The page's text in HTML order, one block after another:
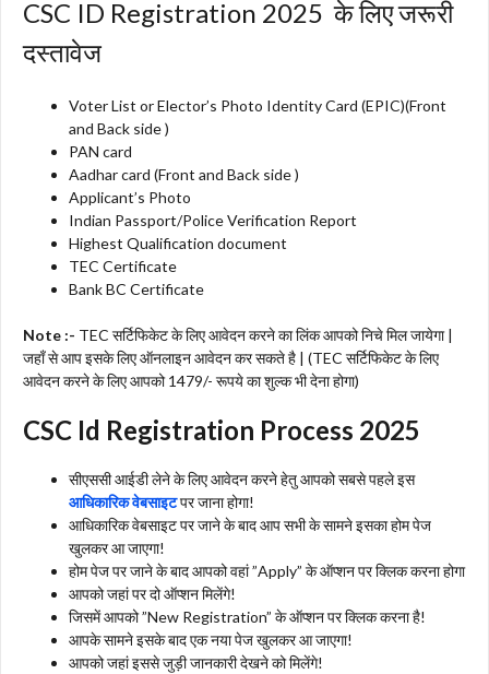
CSC ID Registration 2025 के लिए जरूरी
दस्तावेज
Voter List or Elector’s Photo Identity Card (EPIC)(Front
and Back side )
PAN card
Aadhar card (Front and Back side )
Applicant’s Photo
Indian Passport/Police Verification Report
Highest Qualification document
TEC Certificate
Bank BC Certificate
Note :- TEC सर्टिफिकेट के लिए आवेदन करने का लिंक आपको निचे मिल जायेगा |
जहाँ से आप इसके लिए ऑनलाइन आवेदन कर सकते है | (TEC सर्टिफिकेट के लिए
आवेदन करने के लिए आपको 1479/- रूपये का शुल्क भी देना होगा)
CSC Id Registration Process 2025
सीएससी आईडी लेने के लिए आवेदन करने हेतु आपको सबसे पहले इस
आधिकारिक वेबसाइटपर जाना होगा!
आधिकारिक वेबसाइट पर जाने के बाद आप सभी के सामने इसका होम पेज
खुलकर आ जाएगा!
होम पेज पर जाने के बाद आपको वहां ”Apply” के ऑप्शन पर क्लिक करना होगा
आपको जहां पर दो ऑप्शन मिलेंगे!
जिसमें आपको ”New Registration” के ऑप्शन पर क्लिक करना है!
आपके सामने इसके बाद एक नया पेज खुलकर आ जाएगा!
आपको जहां इससे जुड़ी जानकारी देखने को मिलेंगे!